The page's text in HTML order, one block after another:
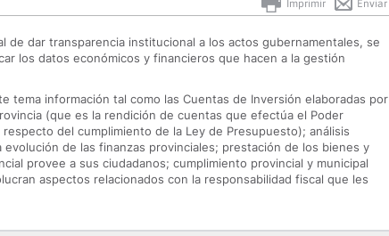
Enviar
Imprimir
de dar transparencia institucional a los actos gubernamentales, se
los datos económicos y financieros que hacen a la gestión
tema información tal como las Cuentas de Inversión elaboradas por
(que es la rendición de cuentas que efectúa el Poder
del cumplimiento de la Ley de Presupuesto); análisis
evolución de las finanzas provinciales; prestación de los bienes y
provee a sus ciudadanos; cumplimiento provincial y municipal
aspectos relacionados con la responsabilidad fiscal que les